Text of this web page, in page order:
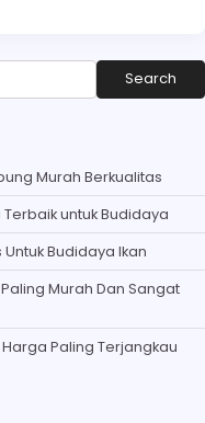
Search
Murah Berkualitas
untuk Budidaya
Budidaya Ikan
Murah Dan Sangat
Paling Terjangkau